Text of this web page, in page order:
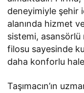
deneyimiyle şehir
alanında hizmet
sistemi,
filosu sayesinde
daha konforlu
Taşımacın’ın